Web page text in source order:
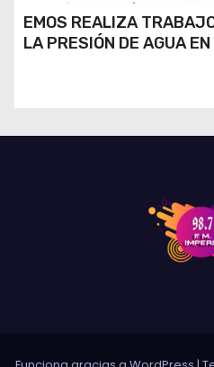
EMOS REALIZA
LA PRESIÓN DE AGUA